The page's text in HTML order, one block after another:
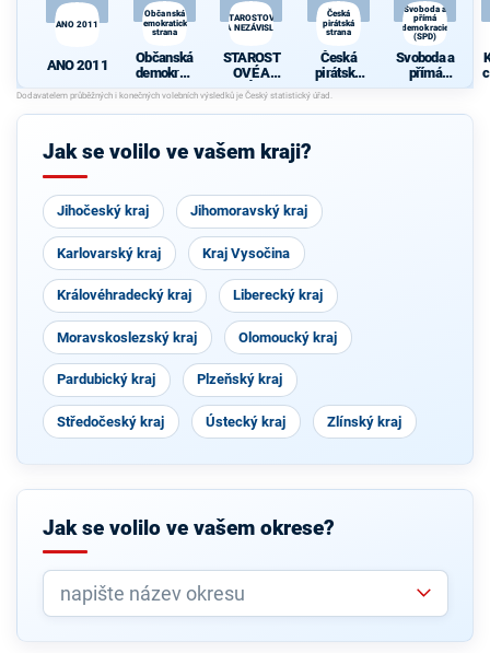
ANO 2011
ANO 2011
Občanská
demokratická
strana
Občanská
demokrati
cká strana
STAROSTOVÉ
A NEZÁVISLÍ
STAROST
OVÉ A
NEZÁVISL
Í
Česká
pirátská
strana
Česká
pirátská
strana
Svoboda a
přímá
demokracie
(SPD)
Svoboda a
přímá
demokraci
Jak se volilo ve vašem kraji?
Jihočeský kraj Jihomoravský kraj
Karlovarský kraj Kraj Vysočina
Královéhradecký kraj Liberecký kraj
Moravskoslezský kraj Olomoucký kraj
Pardubický kraj Plzeňský kraj
Středočeský kraj Ústecký kraj Zlínský kraj
Jak se volilo ve vašem okrese?